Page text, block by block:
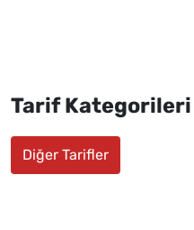
Tarif Kategorileri
Diğer Tarifler